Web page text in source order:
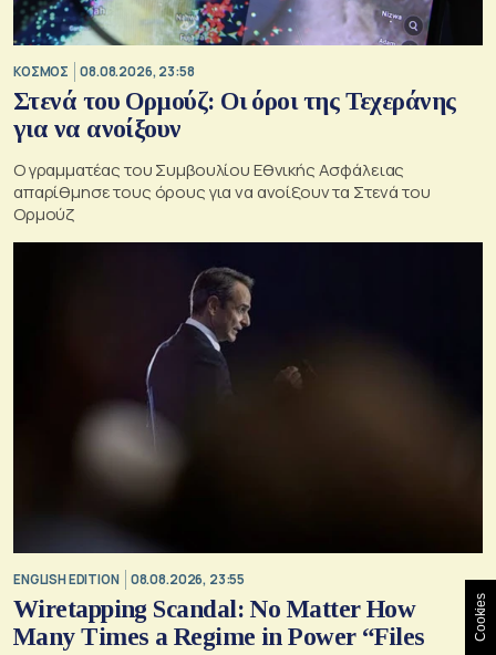
ΚΟΣΜΟΣ 08.08.2026, 23:58
Στενά του Ορμούζ: Οι όροι της Τεχεράνης
για να ανοίξουν
Ο γραμματέας του Συμβουλίου Εθνικής Ασφάλειας
απαρίθμησε τους όρους για να ανοίξουν τα Στενά του
Ορμούζ
ENGLISH EDITION 08.08.2026, 23:55
Wiretapping Scandal: No Matter How
Many Times a Regime in Power “Files
Cookies